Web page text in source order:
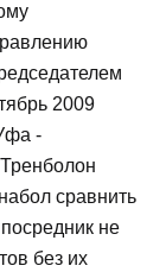
2009
-
сравнить
не
без их